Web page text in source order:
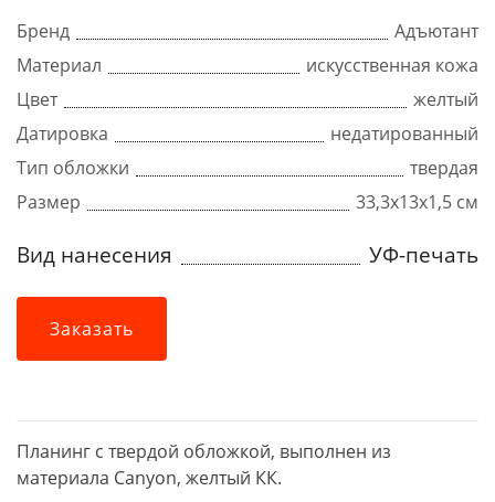
Бренд
Адъютант
Материал
искусственная кожа
Цвет
желтый
Датировка
недатированный
Тип обложки
твердая
Размер
33,3х13х1,5 см
Вид нанесения УФ-печать
Заказать
Планинг с твердой обложкой, выполнен из
материала Canyon, желтый КК.